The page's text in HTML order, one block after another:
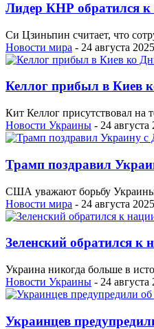
Лидер КНР обратился к
Си Цзиньпин считает, что
Новости мира - 24 августа
Келлог прибыл в Киев
Кит Келлог присутствовал на
Новости Украины - 24 августа
Трамп поздравил
США уважают борьбу Украины,
Новости мира - 24 августа
Зеленский обратился к
Украина никогда больше в
Новости Украины - 24 августа
Украинцев